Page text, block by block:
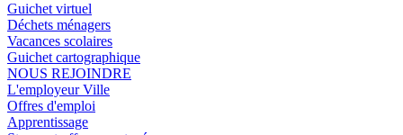
Guichet virtuel
Déchets ménagers
Vacances scolaires
Guichet cartographique
NOUS REJOINDRE
L'employeur Ville
Offres d'emploi
Apprentissage